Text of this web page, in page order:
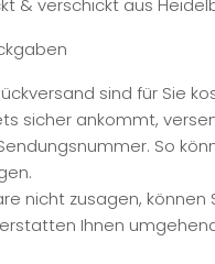
sind für Sie
sicher ankommt,
So
nicht zusagen, können
Ihnen